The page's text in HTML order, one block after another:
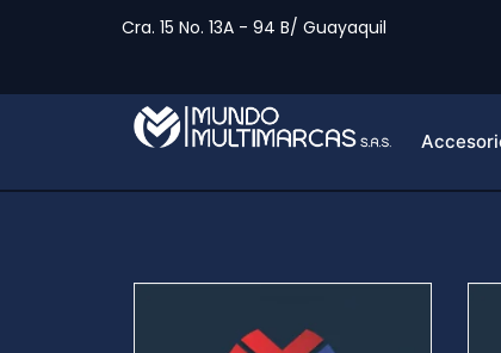
Cra. 15 No. 13A - 94 B/ Guayaquil